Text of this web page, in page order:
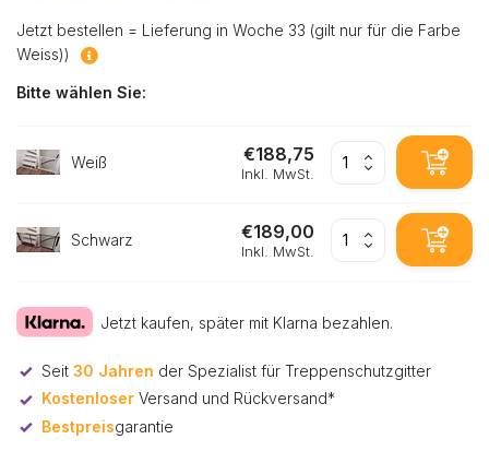
Jetzt bestellen = Lieferung in Woche 33 (gilt nur für die Farbe
Weiss))
Bitte wählen Sie:
Weiß €188,75
Inkl. MwSt.
Schwarz €189,00
Inkl. MwSt.
Jetzt kaufen, später mit Klarna bezahlen.
Seit 30 Jahren der Spezialist für Treppenschutzgitter
Kostenloser Versand und Rückversand*
Bestpreisgarantie